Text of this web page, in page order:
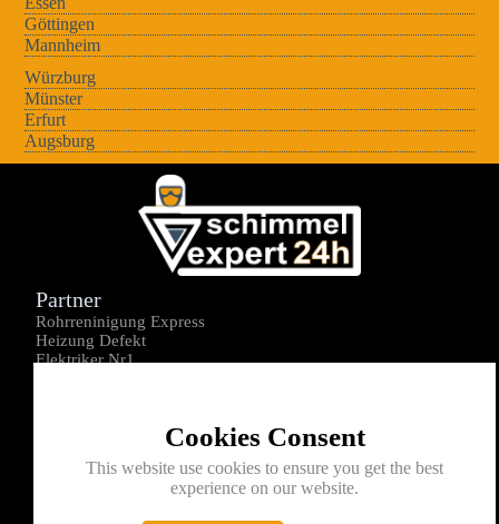
Göttingen
Mannheim
Würzburg
Münster
Erfurt
Augsburg
Cookies Consent
This website use cookies to ensure you get the best
experience on our website.
Partner
Rohrreninigung Express
Heizung Defekt
Elektriker Nr1
Kontakt